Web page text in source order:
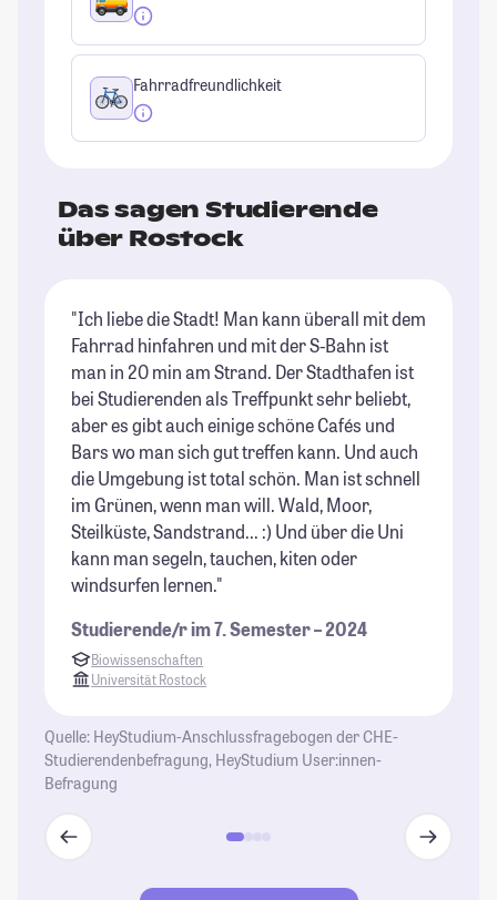
Fahrradfreundlichkeit
Das sagen Studierende
über Rostock
"Ich liebe die Stadt! Man kann überall mit dem
Fahrrad hinfahren und mit der S-Bahn ist
man in 20 min am Strand. Der Stadthafen ist
bei Studierenden als Treffpunkt sehr beliebt,
aber es gibt auch einige schöne Cafés und
Bars wo man sich gut treffen kann. Und auch
die Umgebung ist total schön. Man ist schnell
im Grünen, wenn man will. Wald, Moor,
Steilküste, Sandstrand... :) Und über die Uni
kann man segeln, tauchen, kiten oder
windsurfen lernen."
Studierende/r im 7. Semester – 2024
Biowissenschaften
Universität Rostock
Quelle: HeyStudium-Anschlussfragebogen der CHE-
Studierendenbefragung, HeyStudium User:innen-
Befragung